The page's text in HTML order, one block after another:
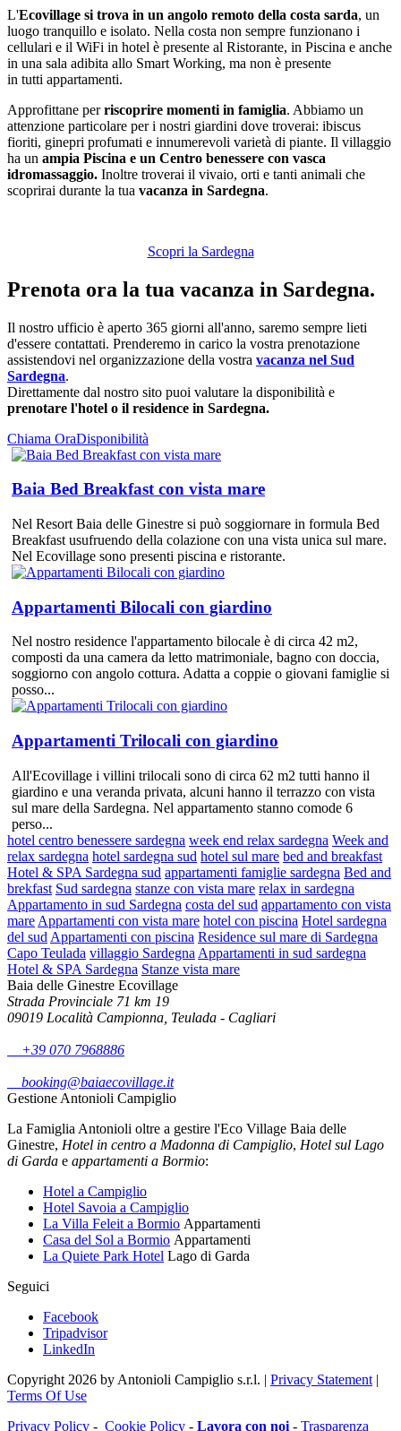
L'Ecovillage si trova in un angolo remoto della costa sarda, un
luogo tranquillo e isolato. Nella costa non sempre funzionano i
cellulari e il WiFi in hotel è presente al Ristorante, in Piscina e anche
in una sala adibita allo Smart Working, ma non è presente
in tutti appartamenti.
Approfittane perriscoprire momenti in famiglia. Abbiamo un
attenzione particolare per i nostri giardini dove troverai: ibiscus
fioriti, ginepri profumati e innumerevoli varietà di piante. Il villaggio
ha un ampia Piscina e un Centro benessere con vasca
idromassaggio. Inoltre troverai il vivaio, orti e tanti animali che
scoprirai durante la tua vacanza in Sardegna.
Scopri la Sardegna
Prenota ora la tua vacanza in Sardegna.
Il nostro ufficio è aperto 365 giorni all'anno, saremo sempre lieti
d'essere contattati. Prenderemo in carico la vostra prenotazione
assistendovi nel organizzazione della vostra vacanza nel Sud
Sardegna.
Direttamente dal nostro sito puoi valutare la disponibilità e
prenotare l'hotel o il residence in Sardegna.
Chiama OraDisponibilità
Baia Bed Breakfast con vista mare
Nel Resort Baia delle Ginestre si può soggiornare in formula Bed
Breakfast usufruendo della colazione con una vista unica sul mare.
Nel Ecovillage sono presenti piscina e ristorante.
Appartamenti Bilocali con giardino
Nel nostro residence l'appartamento bilocale è di circa 42 m2,
composti da una camera da letto matrimoniale, bagno con doccia,
soggiorno con angolo cottura. Adatta a coppie o giovani famiglie si
posso...
Appartamenti Trilocali con giardino
All'Ecovillage i villini trilocali sono di circa 62 m2 tutti hanno il
giardino e una veranda privata, alcuni hanno il terrazzo con vista
sul mare della Sardegna. Nel appartamento stanno comode 6
perso...
hotel centro benessere sardegna week end relax sardegna Week and
relax sardegna hotel sardegna sud hotel sul mare bed and breakfast
Hotel & SPA Sardegna sud appartamenti famiglie sardegna Bed and
brekfast Sud sardegna stanze con vista mare relax in sardegna
Appartamento in sud Sardegna costa del sud appartamento con vista
mare Appartamenti con vista mare hotel con piscina Hotel sardegna
del sud Appartamenti con piscina Residence sul mare di Sardegna
Capo Teulada villaggio Sardegna Appartamenti in sud sardegna
Hotel & SPA Sardegna Stanze vista mare
Baia delle Ginestre Ecovillage
Strada Provinciale 71 km 19
09019 Località Campionna, Teulada - Cagliari
+39 070 7968886
booking@baiaecovillage.it
Gestione Antonioli Campiglio
La Famiglia Antonioli oltre a gestire l'Eco Village Baia delle
Ginestre, Hotel in centro a Madonna di Campiglio, Hotel sul Lago
di Garda e appartamenti a Bormio:
Hotel a Campiglio
Hotel Savoia a Campiglio
La Villa Feleit a Bormio Appartamenti
Casa del Sol a Bormio Appartamenti
La Quiete Park Hotel Lago di Garda
Seguici
Facebook
Tripadvisor
LinkedIn
Copyright 2026 by Antonioli Campiglio s.r.l. | Privacy Statement |
Terms Of Use
Privacy Policy - Cookie Policy - Lavora con noi - Trasparenza